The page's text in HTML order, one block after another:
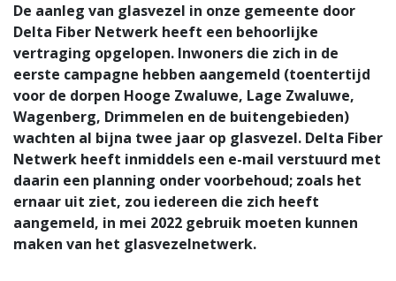
De aanleg van glasvezel in onze gemeente door
Delta Fiber Netwerk heeft een behoorlijke
vertraging opgelopen. Inwoners die zich in de
eerste campagne hebben aangemeld (toentertijd
voor de dorpen Hooge Zwaluwe, Lage Zwaluwe,
Wagenberg, Drimmelen en de buitengebieden)
wachten al bijna twee jaar op glasvezel. Delta Fiber
Netwerk heeft inmiddels een e-mail verstuurd met
daarin een planning onder voorbehoud; zoals het
ernaar uit ziet, zou iedereen die zich heeft
aangemeld, in mei 2022 gebruik moeten kunnen
maken van het glasvezelnetwerk.